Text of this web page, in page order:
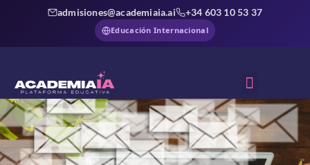
admisiones@academiaia.ai +34 603 10 53 37
Educación Internacional